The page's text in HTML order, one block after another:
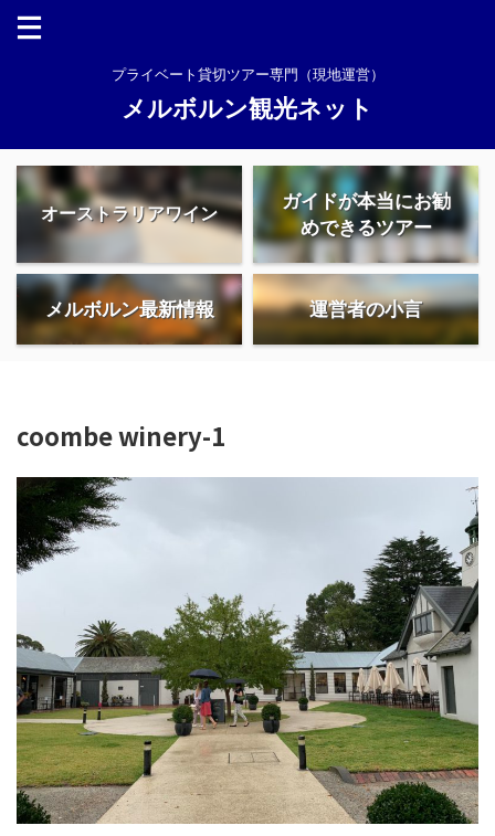
プライベート貸切ツアー専門（現地運営）
メルボルン観光ネット
オーストラリアワイン
ガイドが本当にお勧
めできるツアー
メルボルン最新情報 運営者の小言
coombe winery-1